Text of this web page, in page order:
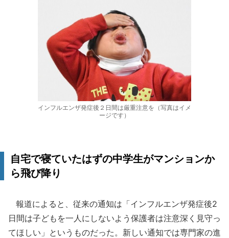
インフルエンザ発症後２日間は厳重注意を（写真はイメ
ージです）
自宅で寝ていたはずの中学生がマンションか
ら飛び降り
報道によると、従来の通知は「インフルエンザ発症後2
日間は子どもを一人にしないよう保護者は注意深く見守っ
てほしい」というものだった。新しい通知では専門家の進